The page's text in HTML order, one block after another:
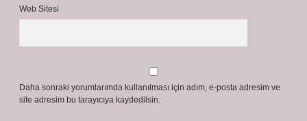
Web Sitesi
Daha sonraki yorumlarımda kullanılması için adım, e-posta adresim ve
site adresim bu tarayıcıya kaydedilsin.